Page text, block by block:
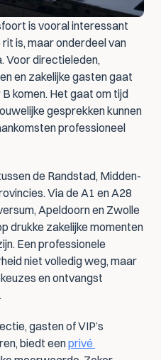
is vooral interessant
is, maar onderdeel van
Voor directieleden,
en zakelijke gasten gaat
komen. Het gaat om tijd
gesprekken kunnen
professioneel
de Randstad, Midden-
Via de A1 en A28
Apeldoorn en Zwolle
drukke zakelijke momenten
Een professionele
niet volledig weg, maar
en ontvangst
gasten of VIP’s
biedt een privé